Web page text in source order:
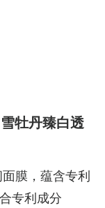
牡丹臻白透
膜，蕴含专利
专利成分